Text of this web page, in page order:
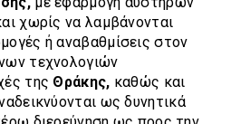
χωρίς να λαμβάνονται
ή αναβαθμίσεις στον
τεχνολογιών
της Θράκης, καθώς και
ως δυνητικά